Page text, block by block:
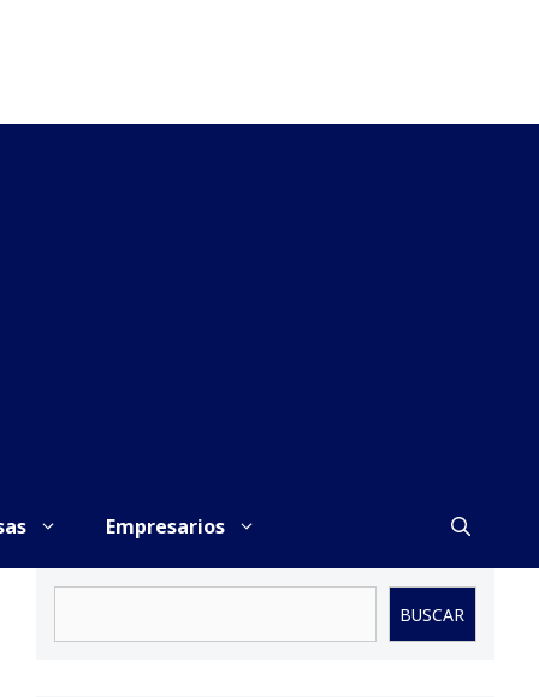
Empresarios
BUSCAR